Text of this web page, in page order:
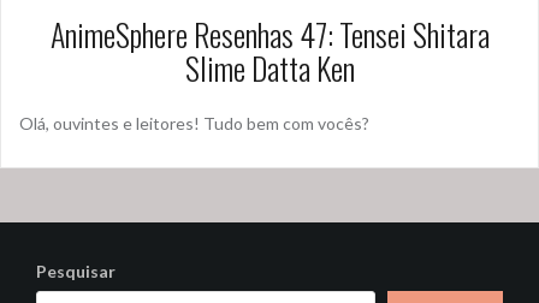
AnimeSphere Resenhas 47: Tensei Shitara
Slime Datta Ken
Olá, ouvintes e leitores! Tudo bem com vocês?
Pesquisar